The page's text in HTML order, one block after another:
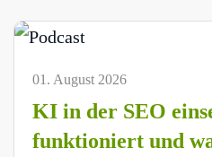
01. August 2026
KI in der SEO
funktioniert und